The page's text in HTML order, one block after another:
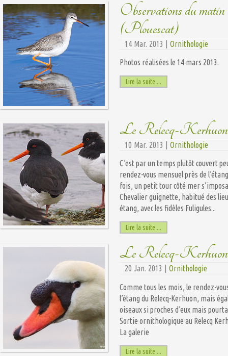
Observations du
(Plouescat)
14 Mar. 2013 | Ornithologie
Photos réalisées le 14 mars 2013.
Lire la suite ...
Le Relecq-Kerhuon :
10 Mar. 2013 | Ornithologie
C’est par un temps plutôt couvert
rendez-vous mensuel près de
fois, un petit tour côté mer
Chevalier guignette, habitué des
étang, avec les fidèles Fuligules...
Lire la suite ...
Le Relecq-Kerhuon :
20 Jan. 2013 | Ornithologie
Comme tous les mois, le rendez-
l’étang du Relecq-Kerhuon, mais
oiseaux si proches d’eux mais
Sortie ornithologique au Relecq
La galerie
Lire la suite ...